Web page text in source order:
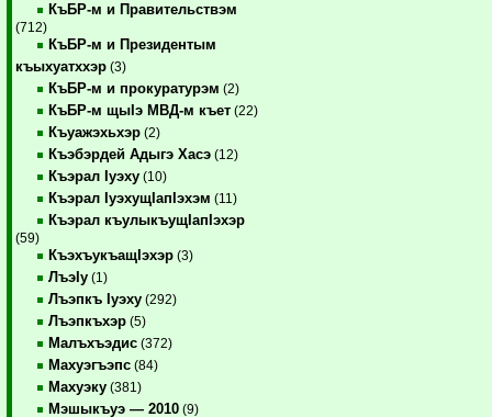
КъБР-м и Правительствэм
(712)
КъБР-м и Президентым
къыхуатххэр (3)
КъБР-м и прокуратурэм (2)
КъБР-м щыIэ МВД-м къет (22)
Къуажэхьхэр (2)
Къэбэрдей Адыгэ Хасэ (12)
Къэрал Iуэху (10)
Къэрал IуэхущIапIэхэм (11)
Къэрал къулыкъущIапIэхэр
(59)
КъэхъукъащIэхэр (3)
ЛъэIу (1)
Лъэпкъ Iуэху (292)
Лъэпкъхэр (5)
Малъхъэдис (372)
Махуэгъэпс (84)
Махуэку (381)
Мэшыкъуэ — 2010 (9)